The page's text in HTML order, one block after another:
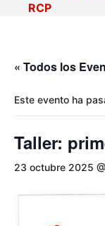
RCP
« Todos los
Este evento ha
Taller:
23 octubre 2025